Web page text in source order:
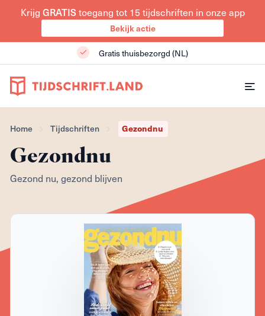
Krijg GRATIStoegang tot 15 tijdschriften in onze app
Bekijk actie
Gratis thuisbezorgd (NL)
Home Tijdschriften Gezondnu
Gezondnu
Gezond nu, gezond blijven